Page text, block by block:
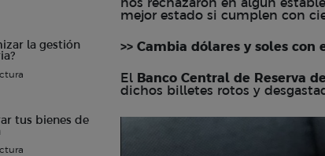
la gestión
tus bienes de
nos rechazaron en algún
mejor estado si cumplen con
>> Cambia dólares y soles
El Banco Central de Reserva
dichos billetes rotos y